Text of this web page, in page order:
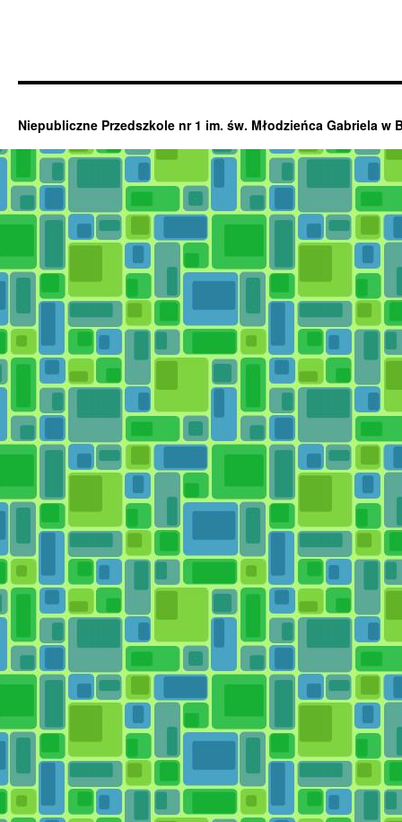
Niepubliczne Przedszkole nr 1 im. św. Młodzieńca Gabriela w